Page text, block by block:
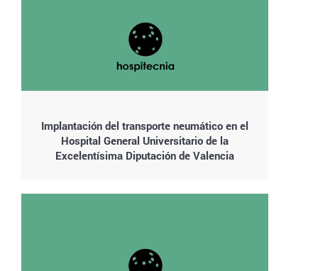
Implantación del transporte neumático en el
Hospital General Universitario de la
Excelentísima Diputación de Valencia